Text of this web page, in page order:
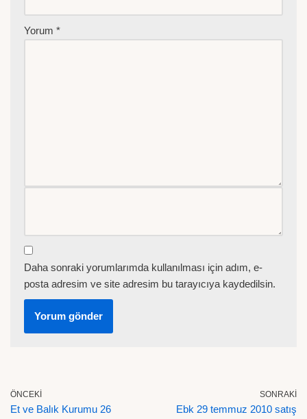
Yorum *
Daha sonraki yorumlarımda kullanılması için adım, e-
posta adresim ve site adresim bu tarayıcıya kaydedilsin.
ÖNCEKI
Et ve Balık Kurumu 26
SONRAKI
Ebk 29 temmuz 2010 satış